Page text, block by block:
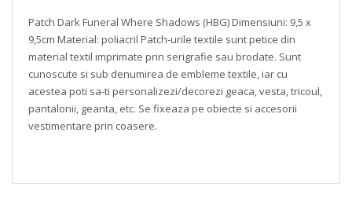
Patch Dark Funeral Where Shadows (HBG)Dimensiuni: 9,5 x
9,5cm Material: poliacril Patch-urile textile sunt petice din
material textil imprimate prin serigrafie sau brodate. Sunt
cunoscute si sub denumirea de embleme textile, iar cu
acestea poti sa-ti personalizezi/decorezi geaca, vesta, tricoul,
pantalonii, geanta, etc. Se fixeaza pe obiecte si accesorii
vestimentare prin coasere.